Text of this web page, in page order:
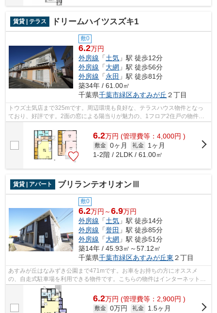
賃貸 | テラス ドリームハイツスズキ1
敷0
6.2万円
外房線 「土気 」駅 徒歩12分
外房線 「大網 」駅 徒歩56分
外房線 「永田 」駅 徒歩81分
築34年 / 61.00㎡
千葉県千葉市緑区あすみが丘 ２丁目
トウズ土気店まで325mです。周辺環境も良好な、テラスハウス物件となっ
ており、好評です。2面の窓による陽当りが魅力の、1フロア2住戸の物件で
快適な毎日を過ごしてください。こちらの...
6.2万円 (管理費等：4,000円 )
敷金 0ヶ月 礼金
1ヶ月
1-2階 / 2LDK / 61.00㎡
賃貸 | アパート ブリランテオリオンⅢ
敷0
6.2万円～6.9万円
外房線 「土気 」駅 徒歩14分
外房線 「誉田 」駅 徒歩85分
外房線 「大網 」駅 徒歩51分
築14年 / 45.93㎡～57.12㎡
千葉県千葉市緑区あすみが丘東 ２丁目
あすみが丘はなみずき公園まで471mです。お車をお持ちの方にオススメ
の、自走式駐車場を利用できる物件です。こちらの物件はインターネットを
ご利用いただけます。株式会社ネイティブ...
6.2万円 (管理費等：2,900円 )
敷金 0万円 礼金
1.5ヶ月